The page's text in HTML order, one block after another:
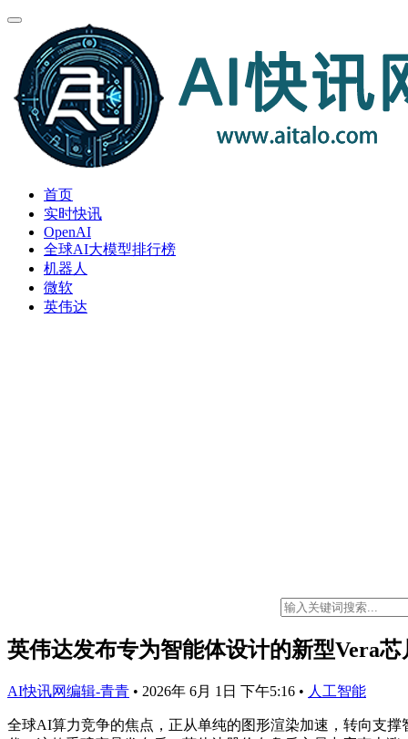
首页
实时快讯
OpenAI
全球AI大模型排行榜
机器人
微软
英伟达
英伟达发布专为智能体设计的新型Vera
AI快讯网编辑-青青 • 2026年 6月 1日 下午5:16 • 人工智能
全球AI算力竞争的焦点，正从单纯的图形渲染加速，转向支